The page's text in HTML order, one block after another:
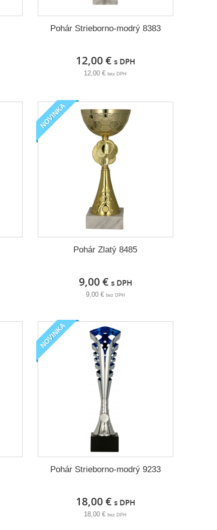
Pohár Strieborno-modrý 8383
12,00 € s DPH
12,00 €bez DPH
NOVINKA
Pohár Zlatý 8485
9,00 € s DPH
9,00 € bez DPH
NOVINKA
Pohár Strieborno-modrý 9233
18,00 € s DPH
18,00 €bez DPH